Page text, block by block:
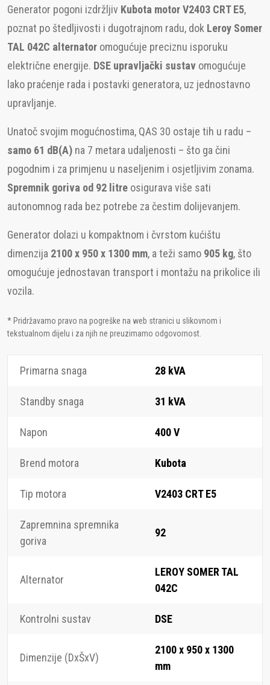
Generator pogoni izdržljiv Kubota motor V2403 CRT E5,
poznat po štedljivosti i dugotrajnom radu, dok Leroy Somer
TAL 042C alternator omogućuje preciznu isporuku
električne energije. DSE upravljački sustav omogućuje
lako praćenje rada i postavki generatora, uz jednostavno
upravljanje.
Unatoč svojim mogućnostima, QAS 30 ostaje tih u radu –
samo 61 dB(A) na 7 metara udaljenosti – što ga čini
pogodnim i za primjenu u naseljenim i osjetljivim zonama.
Spremnik goriva od 92 litre osigurava više sati
autonomnog rada bez potrebe za čestim dolijevanjem.
Generator dolazi u kompaktnom i čvrstom kućištu
dimenzija 2100 x 950 x 1300 mm, a teži samo 905 kg, što
omogućuje jednostavan transport i montažu na prikolice ili
vozila.
* Pridržavamo pravo na pogreške na web stranici u slikovnom i
tekstualnom dijelu i za njih ne preuzimamo odgovornost.
Primarna snaga 28 kVA
Standby snaga 31 kVA
Napon 400 V
Brend motora Kubota
Tip motora V2403 CRT E5
Zapremnina spremnika
goriva
92
Alternator
LEROY SOMER TAL
042C
Kontrolni sustav DSE
Dimenzije (DxŠxV)
2100 x 950 x 1300
mm